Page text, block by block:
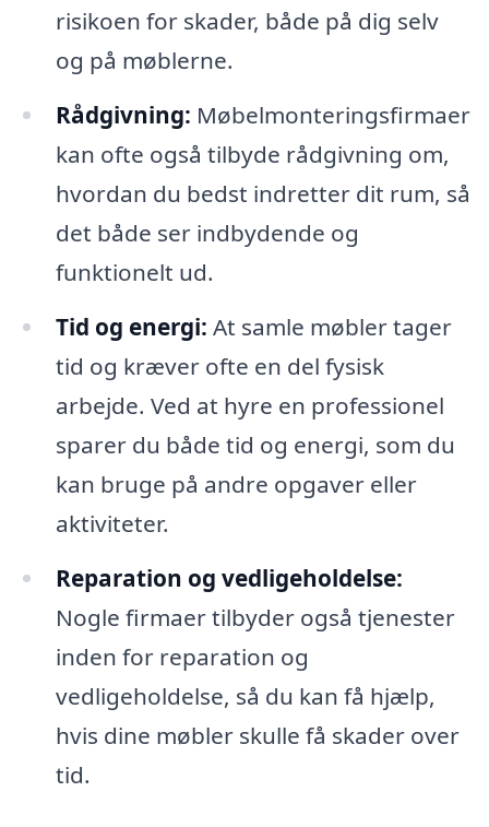
risikoen for skader, både på dig selv
og på møblerne.
Rådgivning: Møbelmonteringsfirmaer
kan ofte også tilbyde rådgivning om,
hvordan du bedst indretter dit rum, så
det både ser indbydende og
funktionelt ud.
Tid og energi: At samle møbler tager
tid og kræver ofte en del fysisk
arbejde. Ved at hyre en professionel
sparer du både tid og energi, som du
kan bruge på andre opgaver eller
aktiviteter.
Reparation og vedligeholdelse:
Nogle firmaer tilbyder også tjenester
inden for reparation og
vedligeholdelse, så du kan få hjælp,
hvis dine møbler skulle få skader over
tid.